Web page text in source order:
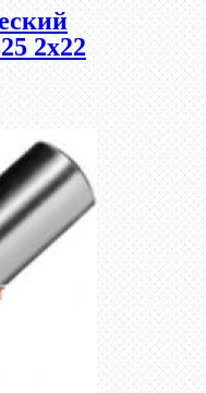
2х22